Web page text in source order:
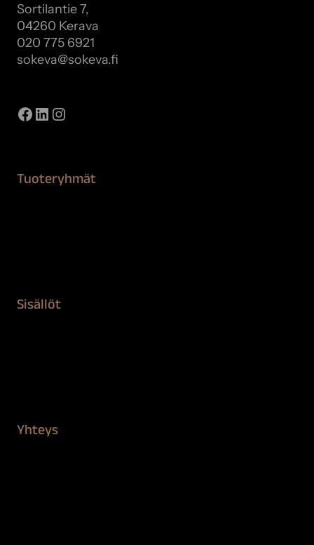
Sortilantie 7,
04260 Kerava
020 775 6921
sokeva@sokeva.fi
Facebook
LinkedIn
Instagram
Tuoteryhmät
Sisällöt
Yhteys